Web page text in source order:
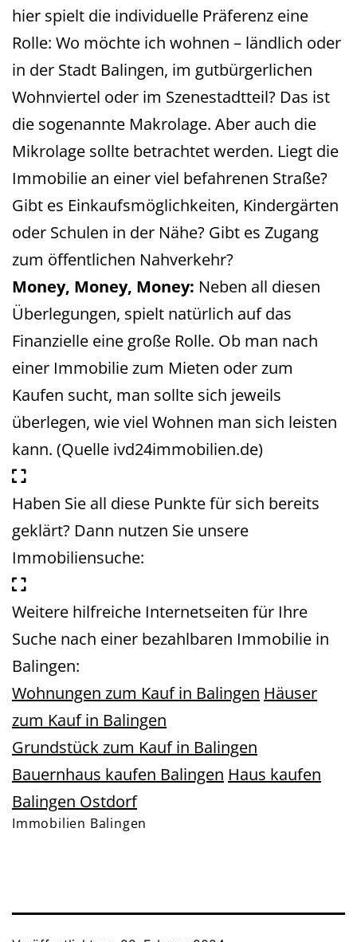
hier spielt die individuelle Präferenz eine
Rolle: Wo möchte ich wohnen – ländlich oder
in der Stadt Balingen, im gutbürgerlichen
Wohnviertel oder im Szenestadtteil? Das ist
die sogenannte Makrolage. Aber auch die
Mikrolage sollte betrachtet werden. Liegt die
Immobilie an einer viel befahrenen Straße?
Gibt es Einkaufsmöglichkeiten, Kindergärten
oder Schulen in der Nähe? Gibt es Zugang
zum öffentlichen Nahverkehr?
Money, Money, Money: Neben all diesen
Überlegungen, spielt natürlich auf das
Finanzielle eine große Rolle. Ob man nach
einer Immobilie zum Mieten oder zum
Kaufen sucht, man sollte sich jeweils
überlegen, wie viel Wohnen man sich leisten
kann. (Quelle ivd24immobilien.de)
Haben Sie all diese Punkte für sich bereits
geklärt? Dann nutzen Sie unsere
Immobiliensuche:
Weitere hilfreiche Internetseiten für Ihre
Suche nach einer bezahlbaren Immobilie in
Balingen:
Wohnungen zum Kauf in Balingen Häuser
zum Kauf in Balingen
Grundstück zum Kauf in Balingen
Bauernhaus kaufen Balingen Haus kaufen
Balingen Ostdorf
Immobilien Balingen